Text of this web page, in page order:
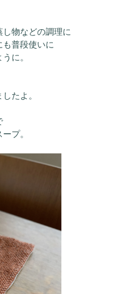
物などの調理に
普段使いに
に。
たよ。
プ。